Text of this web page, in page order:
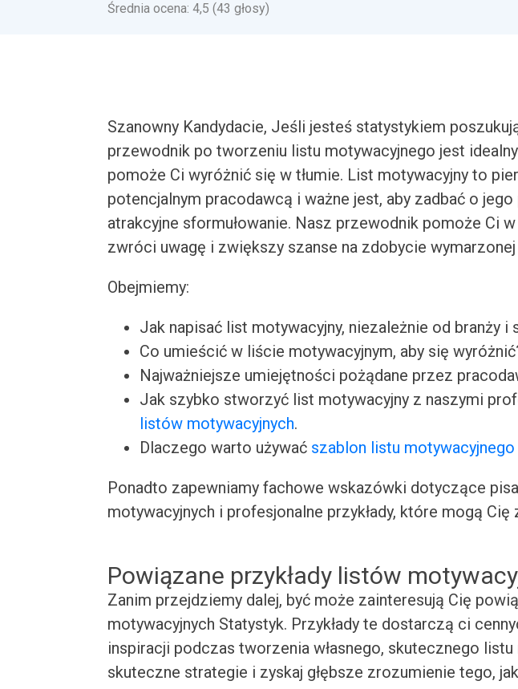
Średnia ocena: 4,5 (43 głosy)
Szanowny Kandydacie, Jeśli jesteś statystykiem
przewodnik po tworzeniu listu motywacyjnego jest
pomoże Ci wyróżnić się w tłumie. List motywacyjny to
potencjalnym pracodawcą i ważne jest, aby zadbać o
atrakcyjne sformułowanie. Nasz przewodnik pomoże Ci
zwróci uwagę i zwiększy szanse na zdobycie wymarzonej
Obejmiemy:
Jak napisać list motywacyjny, niezależnie od branży i
Co umieścić w liście motywacyjnym, aby się
Najważniejsze umiejętności pożądane przez
Jak szybko stworzyć list motywacyjny z naszymi
listów motywacyjnych.
Dlaczego warto używać szablon listu motywacyjnego
Ponadto zapewniamy fachowe wskazówki dotyczące
motywacyjnych i profesjonalne przykłady, które mogą Cię
Powiązane przykłady listów
Zanim przejdziemy dalej, być może zainteresują Cię
motywacyjnych Statystyk. Przykłady te dostarczą ci
inspiracji podczas tworzenia własnego, skutecznego listu
skuteczne strategie i zyskaj głębsze zrozumienie tego,